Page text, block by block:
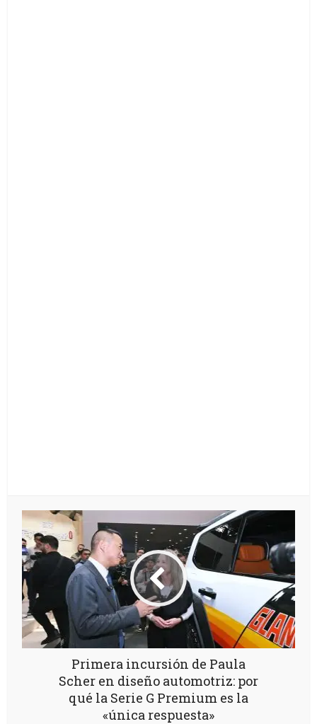
Primera incursión de Paula
Scher en diseño automotriz: por
qué la Serie G Premium es la
«única respuesta»